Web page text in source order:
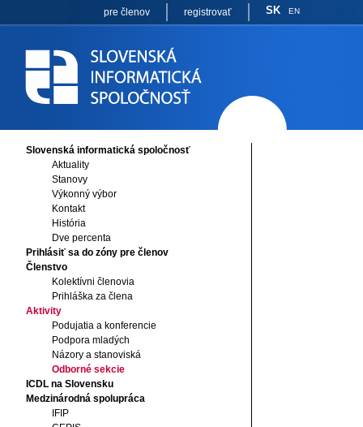
pre členov registrovať SK EN
Slovenská informatická spoločnosť
Aktuality
Stanovy
Výkonný výbor
Kontakt
História
Dve percenta
Prihlásiť sa do zóny pre členov
Členstvo
Kolektívni členovia
Prihláška za člena
Aktivity
Podujatia a konferencie
Podpora mladých
Názory a stanoviská
Odborné sekcie
ICDL na Slovensku
Medzinárodná spolupráca
IFIP